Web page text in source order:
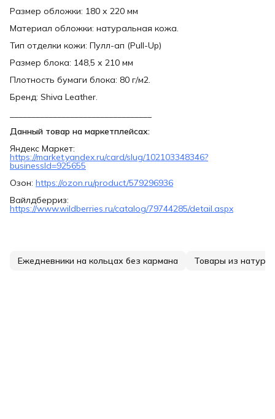
Размер обложки: 180 х 220 мм
Материал обложки: натуральная кожа.
Тип отделки кожи: Пулл-ап (Pull-Up)
Размер блока: 148,5 х 210 мм
Плотность бумаги блока: 80 г/м2.
Бренд: Shiva Leather.
Данный товар на маркетплейсах:
Яндекс Маркет:
https://market.yandex.ru/card/slug/102103348346?
businessId=925655
Озон: https://ozon.ru/product/579296936
Вайлдберриз:
https://www.wildberries.ru/catalog/79744285/detail.aspx
Ежедневники на кольцах без кармана Товары из